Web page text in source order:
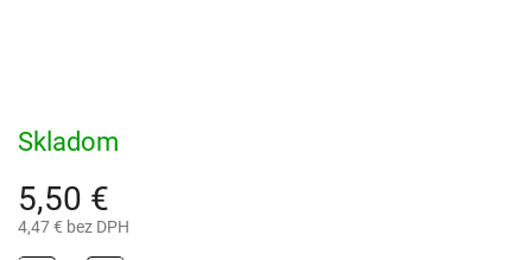
5,50 €
4,47 € bez DPH
Skladom